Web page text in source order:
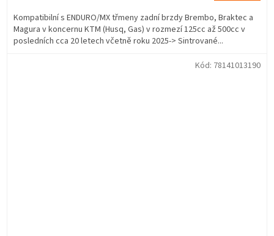
Kompatibilní s ENDURO/MX třmeny zadní brzdy Brembo, Braktec a
Magura v koncernu KTM (Husq, Gas) v rozmezí 125cc až 500cc v
posledních cca 20 letech včetně roku 2025-> Sintrované...
Kód: 78141013190